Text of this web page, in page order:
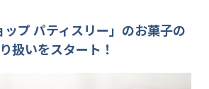
ップ パティスリー」のお菓子の
扱いをスタート！